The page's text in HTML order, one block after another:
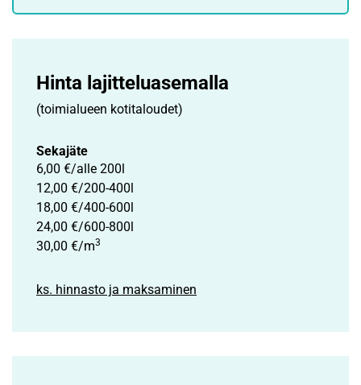
Hinta lajittelu­asemalla
(toimialueen kotitaloudet)
Sekajäte
6,00 €/alle 200l
12,00 €/200-400l
18,00 €/400-600l
24,00 €/600-800l
30,00 €/m3
ks. hinnasto ja maksaminen